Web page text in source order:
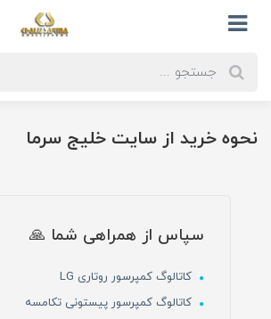
نحوه خرید از سایت خلیج سرما
سپاس از همراهی شما 🙏
کاتالوگ کمپرسور روتاری LG
کاتالوگ کمپرسور پیستونی تکامسه